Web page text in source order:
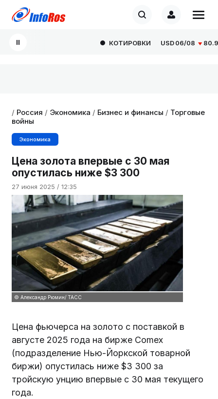
КОТИРОВКИ USD06/08
/ Россия / Экономика / Бизнес и финансы / Торговые
войны
Экономика
Цена золота впервые с 30 мая
опустилась ниже $3 300
27 июня 2025 / 12:35
© Александр Рюмин/ ТАСС
Цена фьючерса на золото с поставкой в
августе 2025 года на бирже Comex
(подразделение Нью-Йоркской товарной
биржи) опустилась ниже $3 300 за
тройскую унцию впервые с 30 мая текущего
года.